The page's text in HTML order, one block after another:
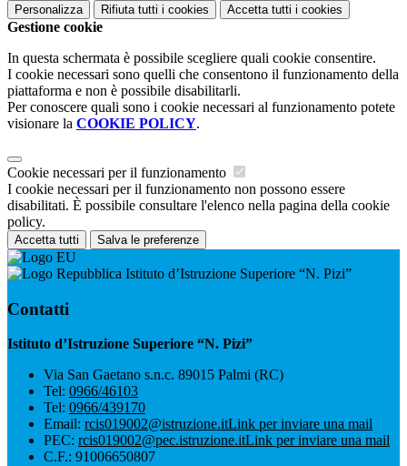
Personalizza Rifiuta tutti i cookies Accetta tutti i cookies
Gestione cookie
In questa schermata è possibile scegliere quali cookie consentire.
I cookie necessari sono quelli che consentono il funzionamento della
piattaforma e non è possibile disabilitarli.
Per conoscere quali sono i cookie necessari al funzionamento potete
visionare la COOKIE POLICY.
Cookie necessari per il funzionamento
I cookie necessari per il funzionamento non possono essere
disabilitati. È possibile consultare l'elenco nella pagina della cookie
policy.
Accetta tutti Salva le preferenze
Istituto d’Istruzione Superiore “N. Pizi”
Contatti
Istituto d’Istruzione Superiore “N. Pizi”
Via San Gaetano s.n.c. 89015 Palmi (RC)
Tel: 0966/46103
Tel: 0966/439170
Email: rcis019002@istruzione.itLink per inviare una mail
PEC: rcis019002@pec.istruzione.itLink per inviare una mail
C.F.: 91006650807